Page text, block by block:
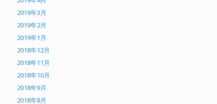
2019年3月
2019年2月
2019年1月
2018年12月
2018年11月
2018年10月
2018年9月
2018年8月